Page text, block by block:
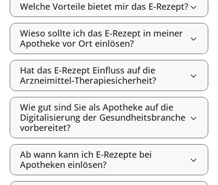
Welche Vorteile bietet mir das E-Rezept?
Wieso sollte ich das E-Rezept in meiner
Apotheke vor Ort einlösen?
Hat das E-Rezept Einfluss auf die
Arzneimittel-Therapiesicherheit?
Wie gut sind Sie als Apotheke auf die
Digitalisierung der Gesundheitsbranche
vorbereitet?
Ab wann kann ich E-Rezepte bei
Apotheken einlösen?